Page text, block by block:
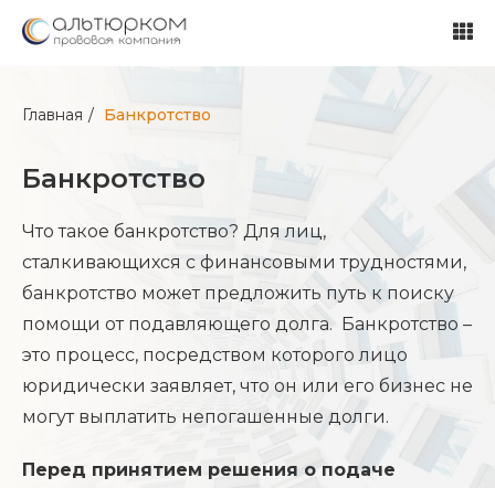
Главная Банкротство
Банкротство
Что такое банкротство? Для лиц,
сталкивающихся с финансовыми трудностями,
банкротство может предложить путь к поиску
помощи от подавляющего долга. Банкротство –
это процесс, посредством которого лицо
юридически заявляет, что он или его бизнес не
могут выплатить непогашенные долги.
Перед принятием решения о подаче